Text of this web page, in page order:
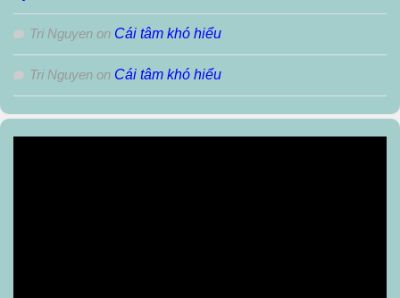
Tri Nguyen on Cái tâm khó hiểu
Tri Nguyen on Cái tâm khó hiểu